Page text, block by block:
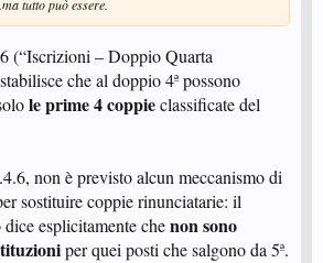
tutto può essere.
(“Iscrizioni – Doppio Quarta
che al doppio 4ª possono
le prime 4 coppieclassificate del
non è previsto alcun meccanismo di
sostituire coppie rinunciatarie: il
esplicitamente chenon sono
per quei posti che salgono da 5ª.